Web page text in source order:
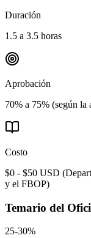
Duración
1.5 a 3.5 horas
Aprobación
70% a 75% (según la
Costo
$0 - $50 USD (
y el FBOP)
Temario del
25-30%